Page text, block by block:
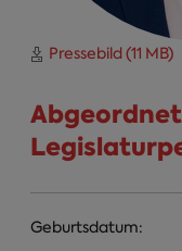
Pressebild (11 MB)
Geburtsdatum: